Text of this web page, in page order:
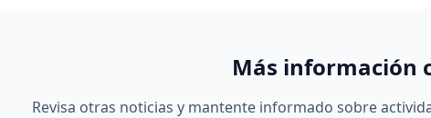
Más información
Revisa otras noticias y mantente informado sobre